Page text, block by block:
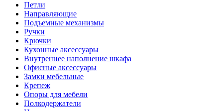
Петли
Направляющие
Подъемные механизмы
Ручки
Крючки
Кухонные аксессуары
Внутреннее наполнение шкафа
Офисные аксессуары
Замки мебельные
Крепеж
Опоры для мебели
Полкодержатели